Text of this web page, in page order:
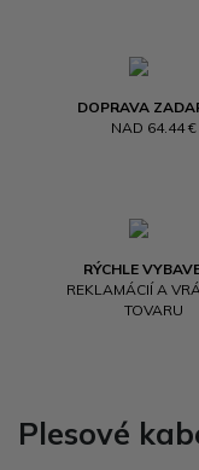
DOPRAVA
NAD 64.44 €
RÝCHLE
REKLAMÁCIÍ A
TOVARU
Plesové